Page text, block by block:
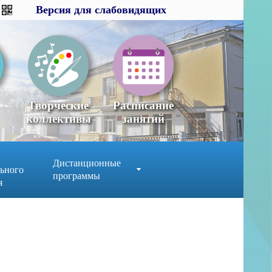
Версия для слабовидящих
Версия для слабовидящих
×
Творческие
коллективы
Расписание
занятий
Дистанционные
программы
x